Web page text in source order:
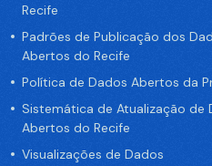
Recife
Padrões de Publicação dos
Abertos do Recife
Política de Dados Abertos da
Sistemática de Atualização de
Abertos do Recife
Visualizações de Dados